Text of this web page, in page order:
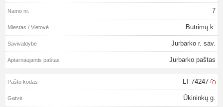
7
Būtrimų k.
Jurbarko r. sav.
Jurbarko paštas
LT-74247
Ūkininkų g.